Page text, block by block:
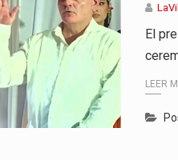
El
LEER